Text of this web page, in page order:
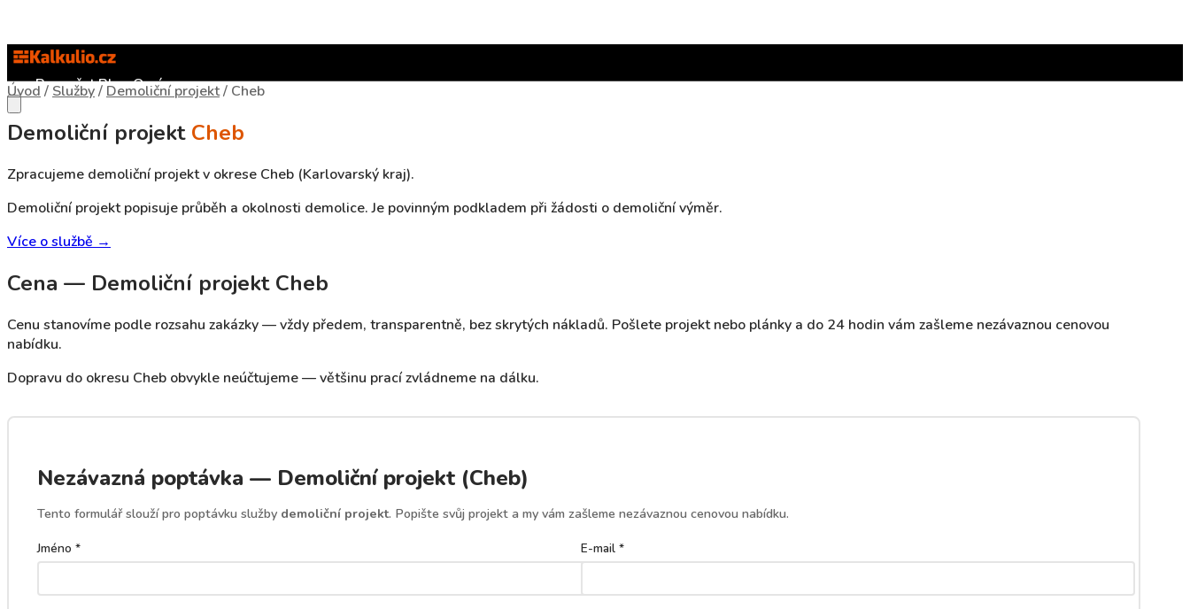
RozpočetBlogO nás
Úvod / Služby/ Demoliční projekt/ Cheb
Demoliční projekt Cheb
Zpracujeme demoliční projekt v okrese Cheb (Karlovarský kraj).
Demoliční projekt popisuje průběh a okolnosti demolice. Je povinným podkladem při žádosti o demoliční výměr.
Více o službě →
Cena — Demoliční projekt Cheb
Cenu stanovíme podle rozsahu zakázky — vždy předem, transparentně, bez skrytých nákladů. Pošlete projekt nebo plánky a do 24 hodin vám zašleme nezávaznou cenovou
nabídku.
Dopravu do okresu Cheb obvykle neúčtujeme — většinu prací zvládneme na dálku.
Nezávazná poptávka — Demoliční projekt (Cheb)
Tento formulář slouží pro poptávku služby demoliční projekt. Popište svůj projekt a my vám zašleme nezávaznou cenovou nabídku.
Jméno * E-mail *